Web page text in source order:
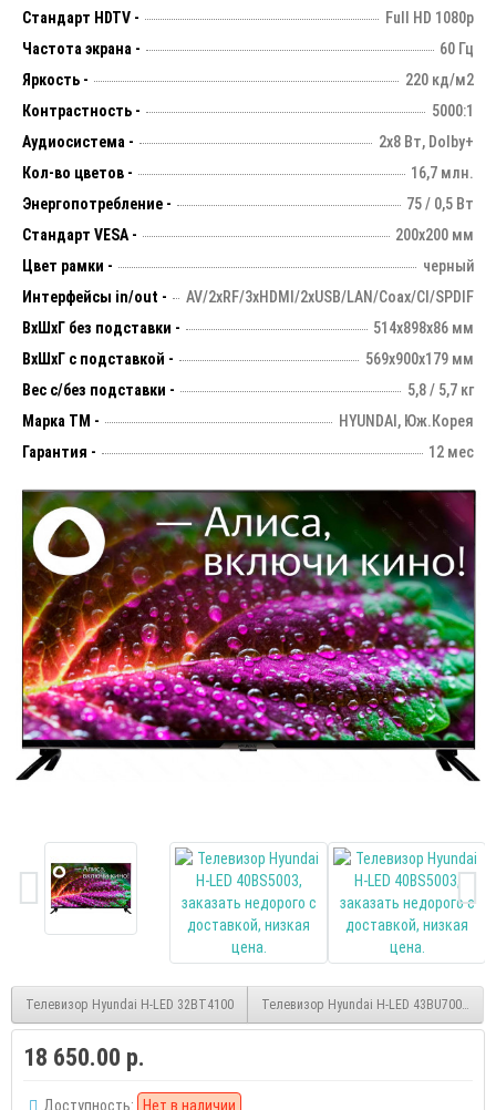
Стандарт HDTV -
Full HD 1080p
Частота экрана -
60 Гц
Яркость -
220 кд/м2
Контрастность -
5000:1
Аудиосистема -
2х8 Вт, Dolby+
Кол-во цветов -
16,7 млн.
Энергопотребление -
75 / 0,5 Вт
Стандарт VESA -
200х200 мм
Цвет рамки -
черный
Интерфейсы in/out -
AV/2xRF/3xHDMI/2xUSB/LAN/Coax/CI/SPDIF
ВхШхГ без подставки -
514х898х86 мм
ВхШхГ с подставкой -
569x900x179 мм
Вес с/без подставки -
5,8 / 5,7 кг
Марка ТМ -
HYUNDAI, Юж.Корея
Гарантия -
12 мес
Телевизор Hyundai H-LED 32BT4100 Телевизор Hyundai H-LED 43BU7003,
18 650.00 р.
Доступность: Нет в наличии